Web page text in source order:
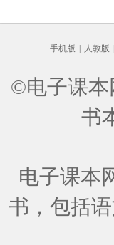
手机版 人教版
©电子课本
书
电子课本
书，包括